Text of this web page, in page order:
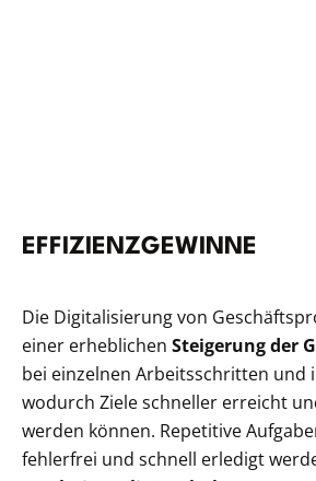
EFFIZIENZGEWINNE
Die Digitalisierung von
einer erheblichen Steigerung der
bei einzelnen Arbeitsschritten und
wodurch Ziele schneller erreicht
werden können. Repetitive
fehlerfrei und schnell erledigt